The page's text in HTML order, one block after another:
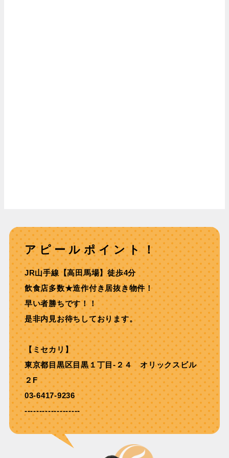
アピールポイント！
JR⼭⼿線【⾼⽥⾺場】徒歩4分
飲食店多数★造作付き居抜き物件！
早い者勝ちです！！
是非内見お待ちしております。
【ミセカリ】
東京都目黒区目黒１丁目-２４ オリックスビル
２F
03-6417-9236
-------------------